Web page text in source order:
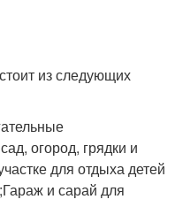
из следующих
огород, грядки и
для отдыха детей
и сарай для